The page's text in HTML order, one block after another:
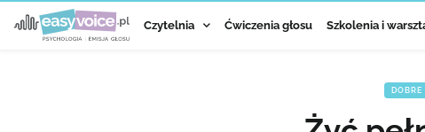
Czytelnia Ćwiczenia głosu Szkolenia i
DOBRE